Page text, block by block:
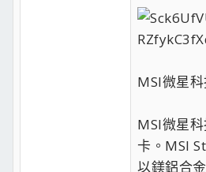
MSI微星
MSI微星
卡。MSI
以鎂鋁合